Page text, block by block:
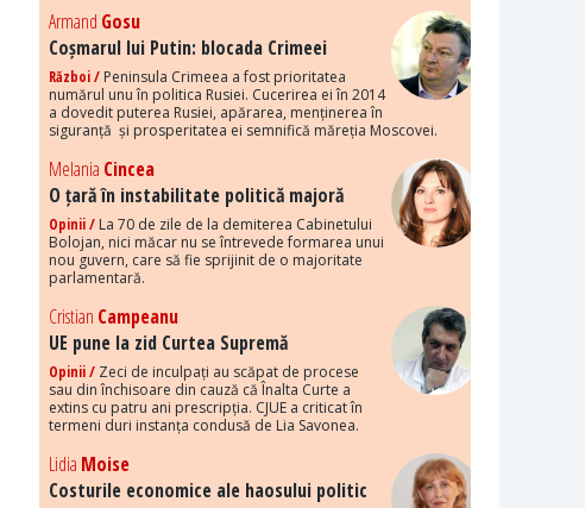
Armand Gosu
Coșmarul lui Putin: blocada Crimeei
Război / Peninsula Crimeea a fost prioritatea
numărul unu în politica Rusiei. Cucerirea ei în 2014
a dovedit puterea Rusiei, apărarea, menținerea în
siguranță și prosperitatea ei semnifică măreția Moscovei.
Melania Cincea
O țară în instabilitate politică majoră
Opinii / La 70 de zile de la demiterea Cabinetului
Bolojan, nici măcar nu se întrevede formarea unui
nou guvern, care să fie sprijinit de o majoritate
parlamentară.
Cristian Campeanu
UE pune la zid Curtea Supremă
Opinii / Zeci de inculpați au scăpat de procese
sau din închisoare din cauză că Înalta Curte a
extins cu patru ani prescripția. CJUE a criticat în
termeni duri instanța condusă de Lia Savonea.
Lidia Moise
Costurile economice ale haosului politic